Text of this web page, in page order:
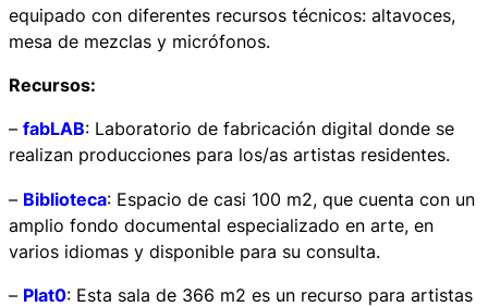
equipado con diferentes recursos técnicos: altavoces,
mesa de mezclas y micrófonos.
Recursos:
– fabLAB: Laboratorio de fabricación digital donde se
realizan producciones para los/as artistas residentes.
– Biblioteca: Espacio de casi 100 m2, que cuenta con un
amplio fondo documental especializado en arte, en
varios idiomas y disponible para su consulta.
– Plat0: Esta sala de 366 m2 es un recurso para artistas